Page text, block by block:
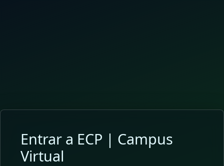
Salta al contenido principal
Entrar a ECP | Campus
Virtual